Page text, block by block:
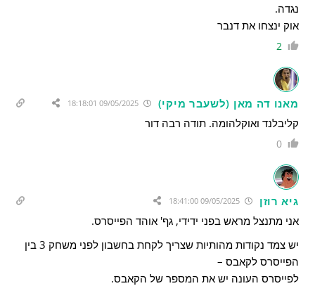
נגדה.
אוק ינצחו את דנבר
2
מאנו דה מאן (לשעבר מיקי) 09/05/2025 18:18:01
קליבלנד ואוקלהומה. תודה רבה דור
0
גיא רוזן 09/05/2025 18:41:00
אני מתנצל מראש בפני ידידי, גף' אוהד הפייסרס.
יש צמד נקודות מהותיות שצריך לקחת בחשבון לפני משחק 3 בין
הפייסרס לקאבס –
לפייסרס העונה יש את המספר של הקאבס.